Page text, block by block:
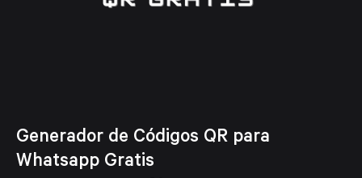
Generador de Códigos QR para
Whatsapp Gratis